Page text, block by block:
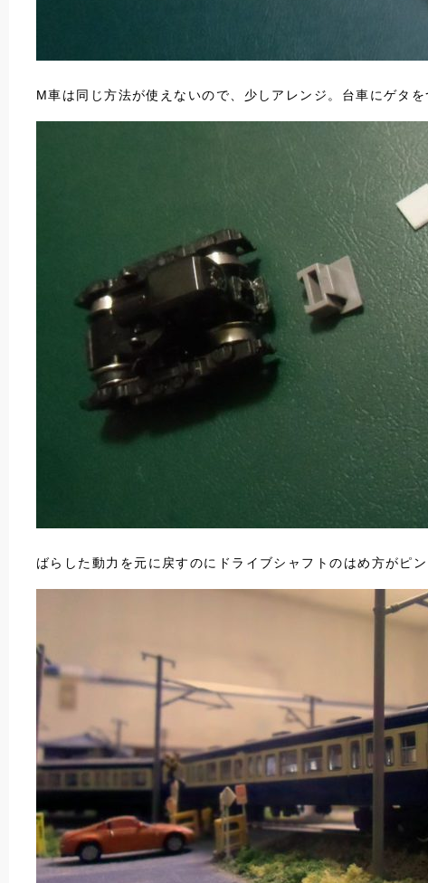
M車は同じ方法が使えないので、少しアレンジ。台車にゲタ
ばらした動力を元に戻すのにドライブシャフトのはめ方がピ